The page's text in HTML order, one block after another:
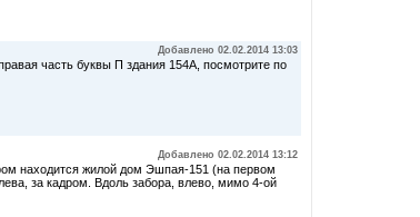
Добавлено 02.02.2014 13:03
часть буквы П здания 154А, посмотрите по
Добавлено 02.02.2014 13:12
находится жилой дом Эшпая-151 (на первом
за кадром. Вдоль забора, влево, мимо 4-ой